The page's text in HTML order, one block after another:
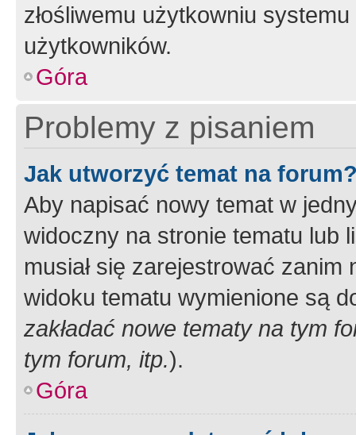
złośliwemu użytkowniu
użytkowników.
Góra
Problemy z pisaniem
Jak utworzyć temat na
Aby napisać nowy temat w
widoczny na stronie tematu lub
musiał się zarejestrować
widoku tematu wymienione są
zakładać nowe tematy na tym
tym forum, itp.).
Góra